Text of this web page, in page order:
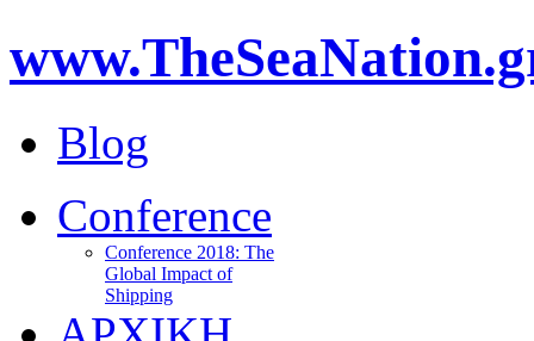
Blog
Conference
Conference 2018: The
Global Impact of
Shipping